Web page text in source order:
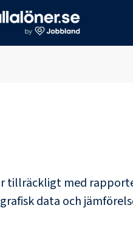
tillräckligt med
data och